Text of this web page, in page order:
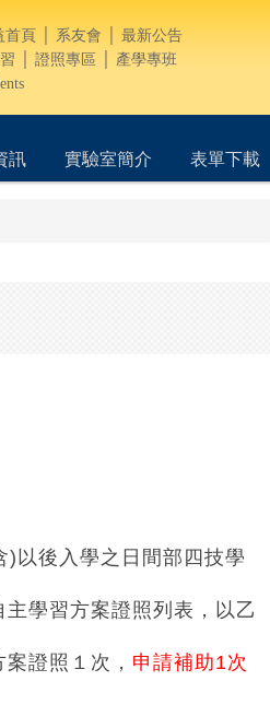
首頁 系友會
最新公告
證照專區
產學專班
訊 實驗室簡介 表單下載
後入學之日間部四技學
學習方案證照列表，以乙
證照１次， 申請補助1次